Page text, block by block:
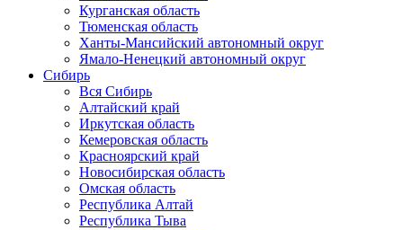
Курганская область
Тюменская область
Ханты-Мансийский автономный округ
Ямало-Ненецкий автономный округ
Сибирь
Вся Сибирь
Алтайский край
Иркутская область
Кемеровская область
Красноярский край
Новосибирская область
Омская область
Республика Алтай
Республика Тыва